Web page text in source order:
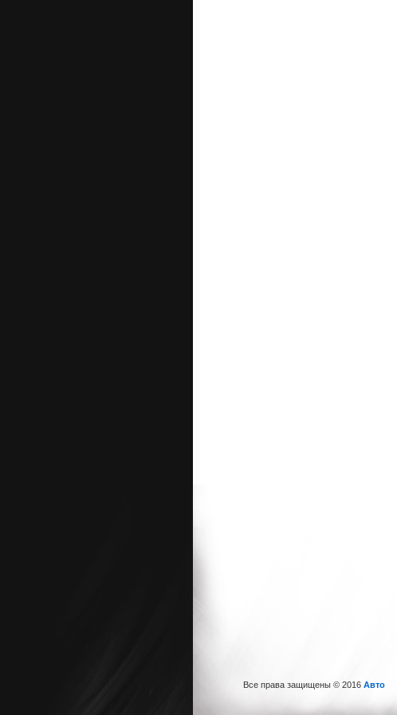
Все права защищены © 2016 Авто